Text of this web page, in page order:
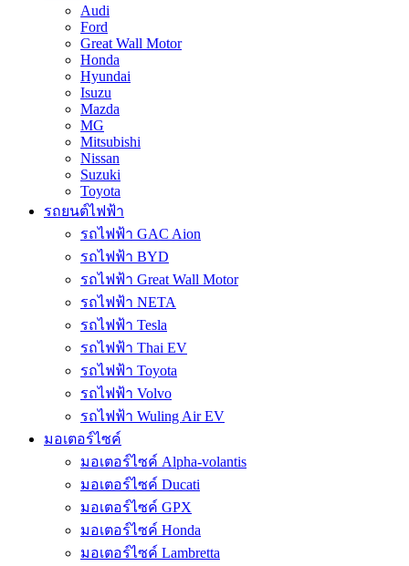
Audi
Ford
Great Wall Motor
Honda
Hyundai
Isuzu
Mazda
MG
Mitsubishi
Nissan
Suzuki
Toyota
รถยนต์ไฟฟ้า
รถไฟฟ้า GAC Aion
รถไฟฟ้า BYD
รถไฟฟ้า Great Wall Motor
รถไฟฟ้า NETA
รถไฟฟ้า Tesla
รถไฟฟ้า Thai EV
รถไฟฟ้า Toyota
รถไฟฟ้า Volvo
รถไฟฟ้า Wuling Air EV
มอเตอร์ไซค์
มอเตอร์ไซค์ Alpha-volantis
มอเตอร์ไซค์ Ducati
มอเตอร์ไซค์ GPX
มอเตอร์ไซค์ Honda
มอเตอร์ไซค์ Lambretta